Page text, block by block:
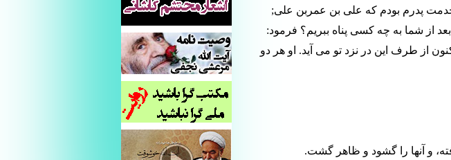
پدرم بودم که علی بن عمربن علی;
از شما به چه کسی پناه ببریم؟ فرمود:
از طرف این در نزد تو می آید. او هر دو
و آنها را گشود و ظاهر گشت.